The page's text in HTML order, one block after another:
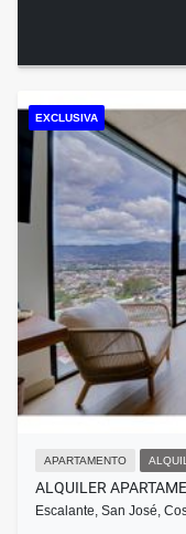
EXCLUSIVA
APARTAMENTO
ALQUILER
Escalante, San José,